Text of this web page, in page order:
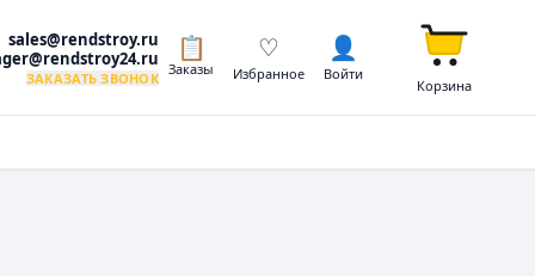
sales@rendstroy.ru
ЗАКАЗАТЬ ЗВОНОК
📋
Заказы
♡
Избранное
👤
Войти
Корзина